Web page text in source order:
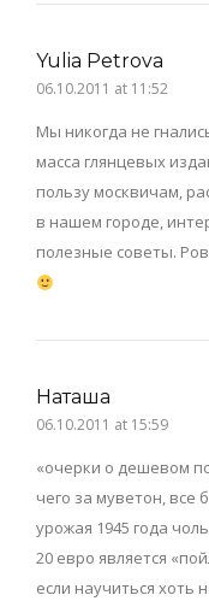
Yulia Petrova
06.10.2011 at 11:52
Мы никогда не
масса глянцевых
пользу москвичам,
в нашем городе,
полезные советы.
Наташа
06.10.2011 at 15:59
«очерки о дешевом
чего за муветон, все
урожая 1945 года
20 евро является
если научиться хоть